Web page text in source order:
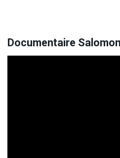
Documentaire Salomon